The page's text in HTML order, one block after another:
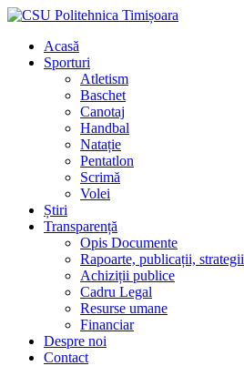
Acasă
Sporturi
Atletism
Baschet
Canotaj
Handbal
Natație
Pentatlon
Scrimă
Volei
Știri
Transparență
Opis Documente
Rapoarte, publicații, strategii
Achiziții publice
Cadru Legal
Resurse umane
Financiar
Despre noi
Contact